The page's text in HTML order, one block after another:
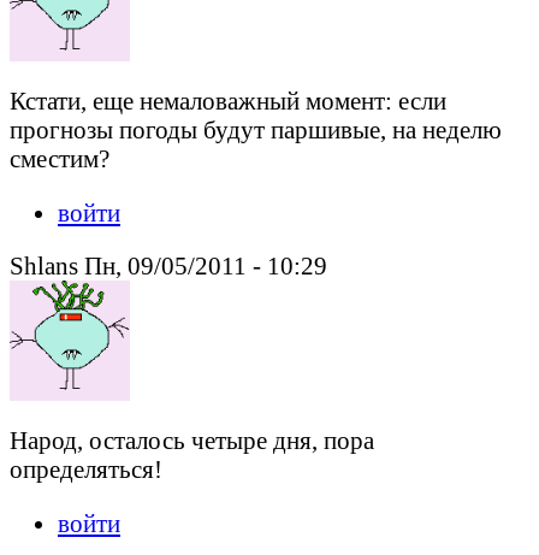
Кстати, еще немаловажный момент: если
прогнозы погоды будут паршивые, на неделю
сместим?
войти
Shlans Пн, 09/05/2011 - 10:29
Народ, осталось четыре дня, пора
определяться!
войти